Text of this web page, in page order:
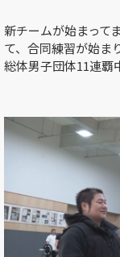
新チームが始まって
て、合同練習が始ま
総体男子団体11連覇